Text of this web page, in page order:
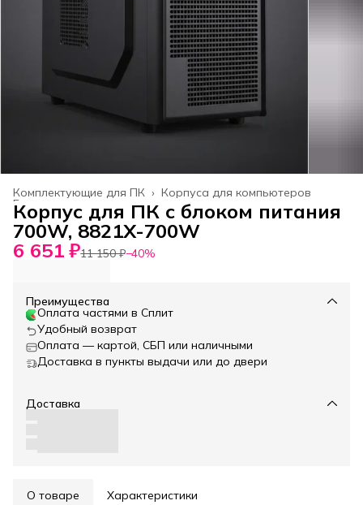
Корпуса для компьютеров
Комплектующие для ПК ›
Главная
Корпус для ПК с блоком питания
700W, 8821X-700W
6 651 ₽11 150 ₽−40%
Преимущества
Оплата частями в Сплит
Удобный возврат
Оплата — картой, СБП или наличными
Доставка в пункты выдачи или до двери
Доставка
О товаре Характеристики